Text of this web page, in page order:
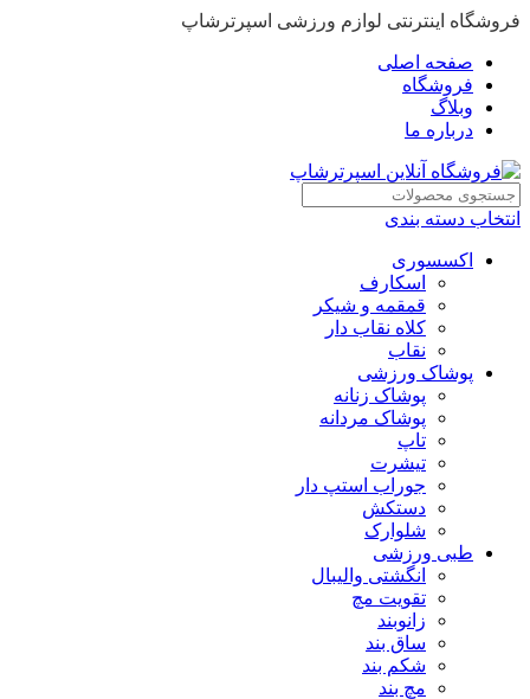
فروشگاه اینترنتی لوازم ورزشی اسپرترشاپ
صفحه اصلی
فروشگاه
وبلاگ
درباره ما
انتخاب دسته بندی
اکسسوری
اسکارف
قمقمه و شیکر
کلاه نقاب دار
نقاب
پوشاک ورزشی
پوشاک زنانه
پوشاک مردانه
تاپ
تیشرت
جوراب استپ دار
دستکش
شلوارک
طبی ورزشی
انگشتی واليبال
تقویت مچ
زانوبند
ساق بند
شکم بند
مچ بند